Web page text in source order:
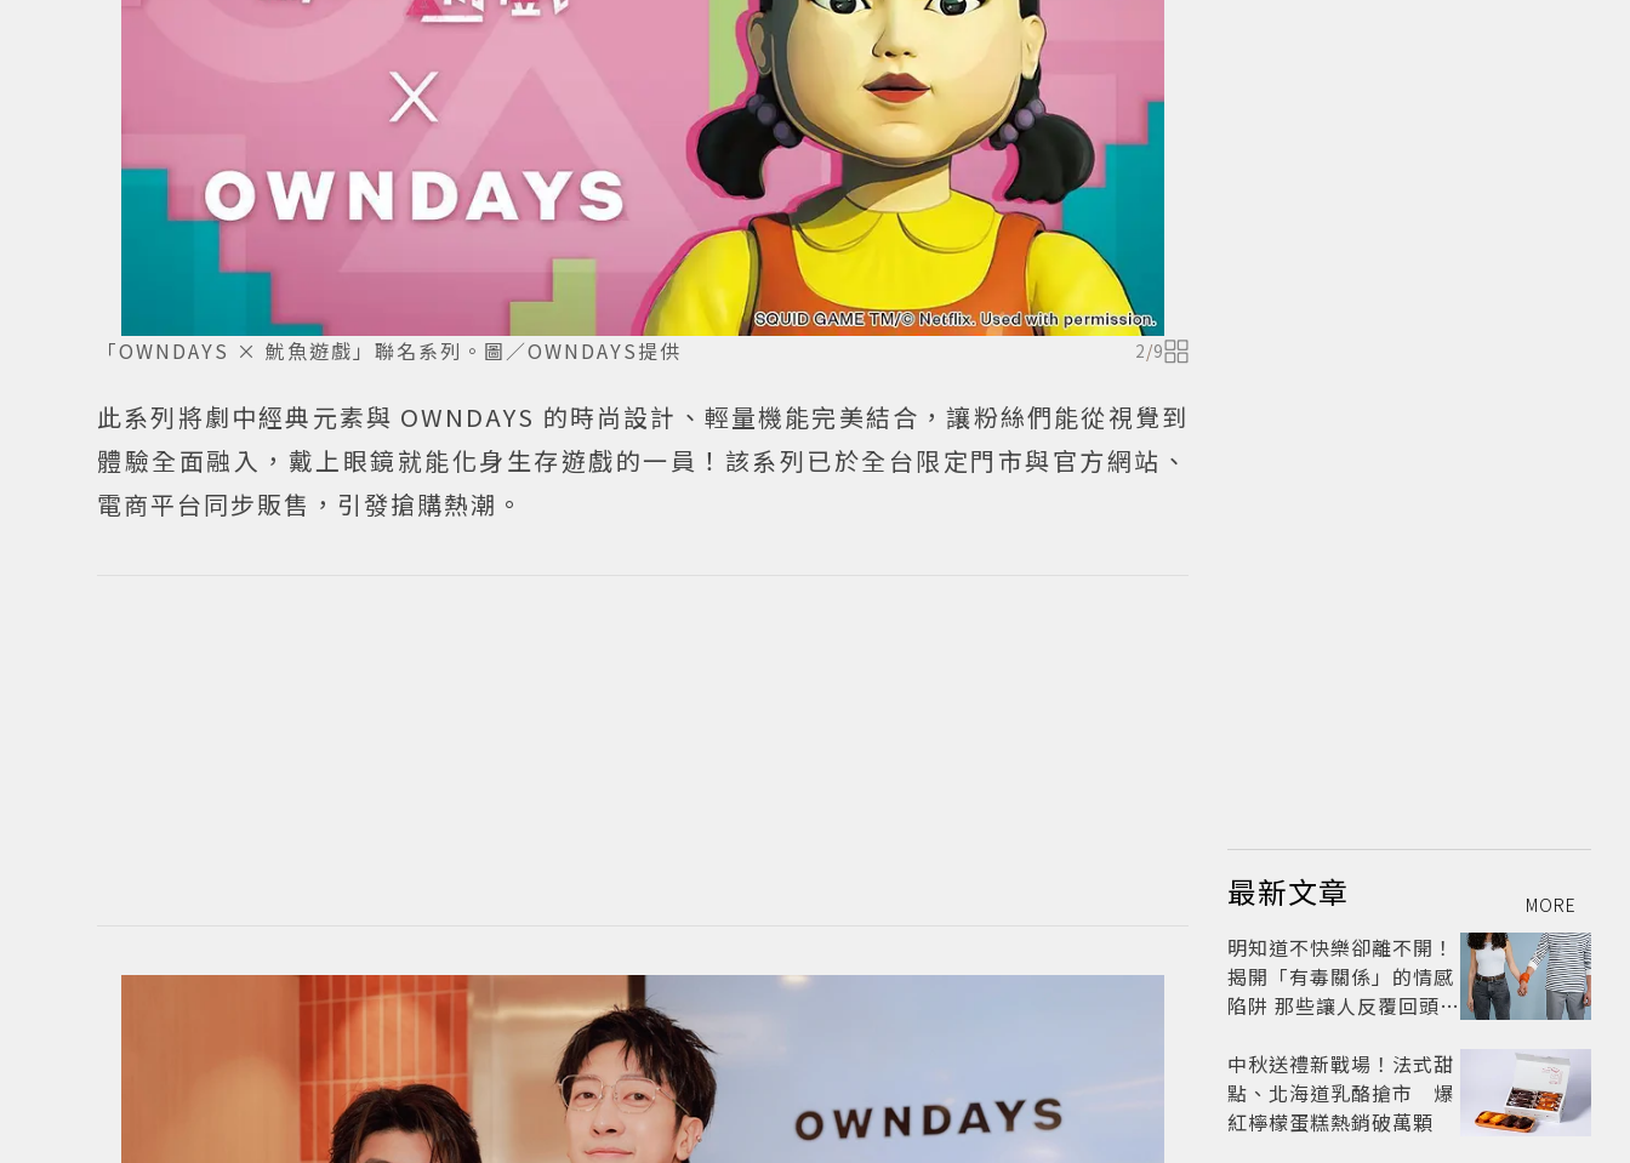
「OWNDAYS × 魷魚遊戲」聯名系列。圖／OWNDAYS提供 2/9
此系列將劇中經典元素與 OWNDAYS 的時尚設計、輕量機能完美結合，讓粉絲們能從視覺到
體驗全面融入，戴上眼鏡就能化身生存遊戲的一員！該系列已於全台限定門市與官方網站、
電商平台同步販售，引發搶購熱潮。
最新文章 MORE
明知道不快樂卻離不開！
揭開「有毒關係」的情感
陷阱 那些讓人反覆回頭的
戒？
中秋送禮新戰場！法式甜
點、北海道乳酪搶市 爆
紅檸檬蛋糕熱銷破萬顆